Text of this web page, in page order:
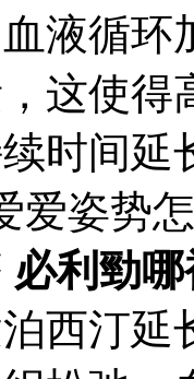
液循环
这使得
时间延
爱姿势
必利勁
西汀